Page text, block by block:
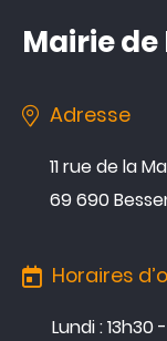
Mairie de
Adresse
11 rue de la
69 690
Horaires
Lundi : 13h30